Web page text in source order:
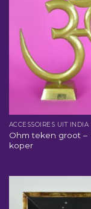
ACCESSOIRES UIT INDIA
Ohm teken groot –
koper